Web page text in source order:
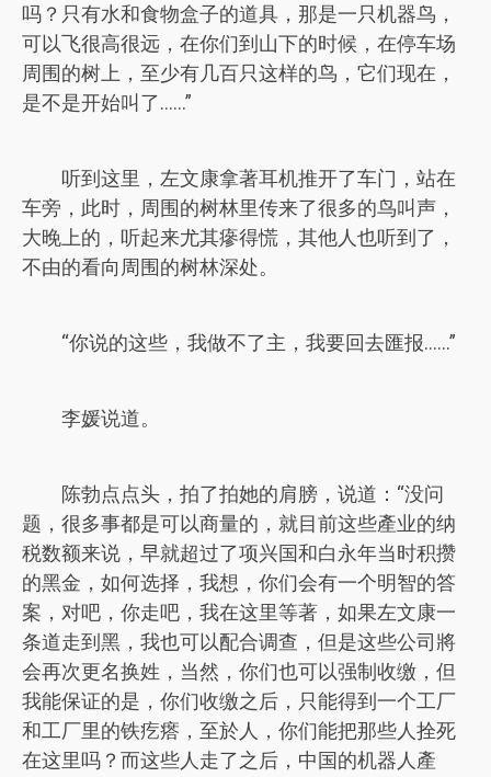
吗？只有水和食物盒子的道具，那是一只机器鸟，
可以飞很高很远，在你们到山下的时候，在停车场
周围的树上，至少有几百只这样的鸟，它们现在，
是不是开始叫了……”
听到这里，左文康拿著耳机推开了车门，站在
车旁，此时，周围的树林里传来了很多的鸟叫声，
大晚上的，听起来尤其瘮得慌，其他人也听到了，
不由的看向周围的树林深处。
“你说的这些，我做不了主，我要回去匯报……”
李媛说道。
陈勃点点头，拍了拍她的肩膀，说道：“没问
题，很多事都是可以商量的，就目前这些產业的纳
税数额来说，早就超过了项兴国和白永年当时积攒
的黑金，如何选择，我想，你们会有一个明智的答
案，对吧，你走吧，我在这里等著，如果左文康一
条道走到黑，我也可以配合调查，但是这些公司將
会再次更名换姓，当然，你们也可以强制收缴，但
我能保证的是，你们收缴之后，只能得到一个工厂
和工厂里的铁疙瘩，至於人，你们能把那些人拴死
在这里吗？而这些人走了之后，中国的机器人產